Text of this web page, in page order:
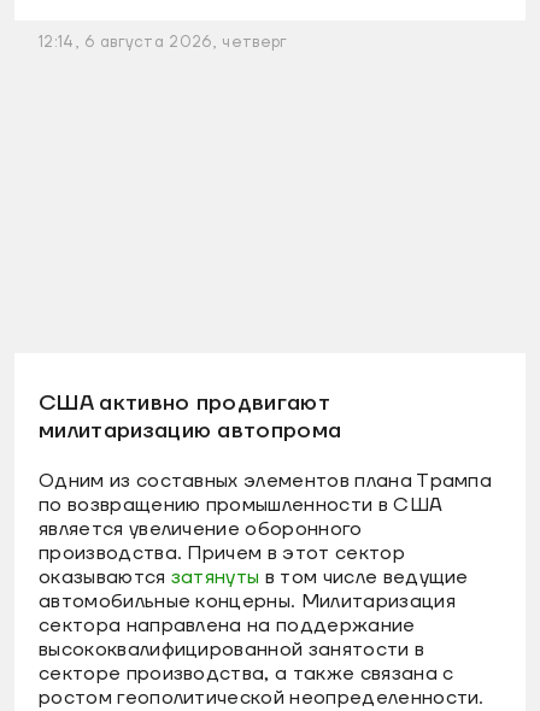
12:14, 6 августа 2026, четверг
США активно продвигают
милитаризацию автопрома
Одним из составных элементов плана Трампа
по возвращению промышленности в США
является увеличение оборонного
производства. Причем в этот сектор
оказываются затянуты в том числе ведущие
автомобильные концерны. Милитаризация
сектора направлена на поддержание
высококвалифицированной занятости в
секторе производства, а также связана с
ростом геополитической неопределенности.